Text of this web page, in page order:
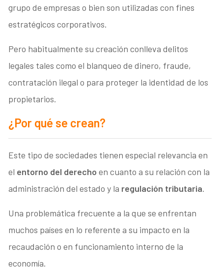
grupo de empresas o bien son utilizadas con fines
estratégicos corporativos.
Pero habitualmente su creación conlleva delitos
legales tales como el blanqueo de dinero, fraude,
contratación ilegal o para proteger la identidad de los
propietarios.
¿Por qué se crean?
Este tipo de sociedades tienen especial relevancia en
el entorno del derecho en cuanto a su relación con la
administración del estado y la regulación tributaria.
Una problemática frecuente a la que se enfrentan
muchos países en lo referente a su impacto en la
recaudación o en funcionamiento interno de la
economía.